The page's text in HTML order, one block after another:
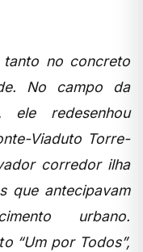
no concreto
No campo da
ele redesenhou
Viaduto Torre-
corredor ilha
que antecipavam
urbano.
“Um por Todos”,